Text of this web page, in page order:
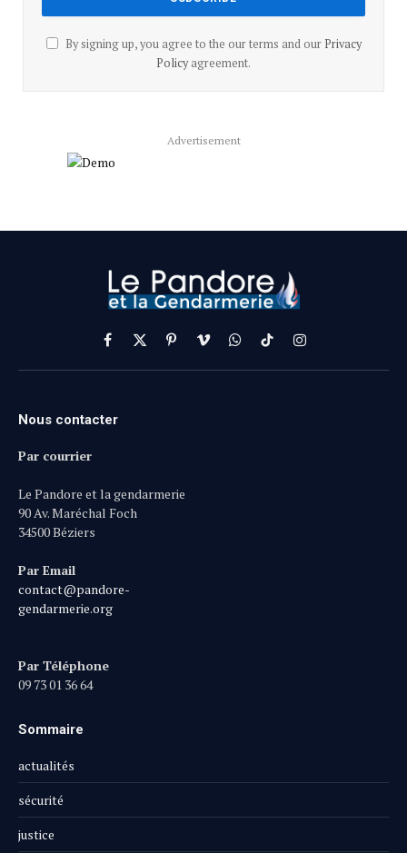
By signing up, you agree to the our terms and our Privacy
Policyagreement.
Advertisement
Facebook
X
(Twitter)
PinterestVimeoWhatsApp
TikTokInstagram
Nous contacter
Par courrier
Le Pandore et la gendarmerie
90 Av. Maréchal Foch
34500 Béziers
Par Email
contact@pandore-
gendarmerie.org
Par Téléphone
09 73 01 36 64
Sommaire
actualités
sécurité
justice